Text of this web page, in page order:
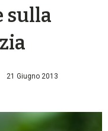
sulla
21 Giugno 2013